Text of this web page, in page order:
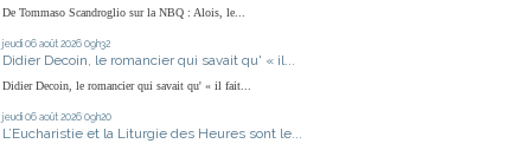
De Tommaso Scandroglio sur la NBQ : Alois, le...
jeudi 06 août 2026 09h32
Didier Decoin, le romancier qui savait qu' « il...
Didier Decoin, le romancier qui savait qu' « il fait...
jeudi 06 août 2026 09h20
L’Eucharistie et la Liturgie des Heures sont le...